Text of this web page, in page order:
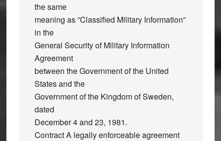
the same
meaning as ”Classified Military Information”
in the
General Security of Military Information
Agreement
between the Government of the United
States and the
Government of the Kingdom of Sweden,
dated
December 4 and 23, 1981.
Contract A legally enforceable agreement